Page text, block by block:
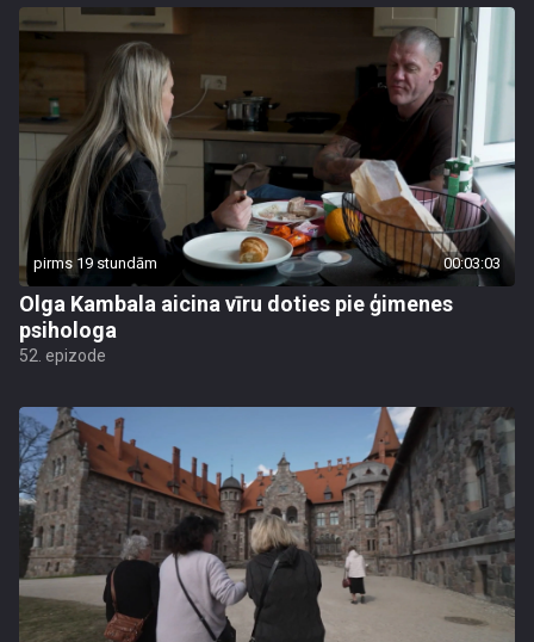
pirms 19 stundām 00:03:03
Olga Kambala aicina vīru doties pie ģimenes
psihologa
52. epizode